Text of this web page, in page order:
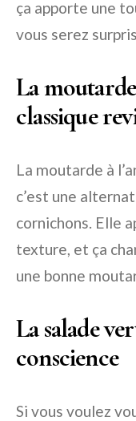
ça apporte une
vous serez
La
classique
La moutarde à
c’est une
cornichons. Elle
texture, et ça
une bonne
La salade
conscience
Si vous voulez